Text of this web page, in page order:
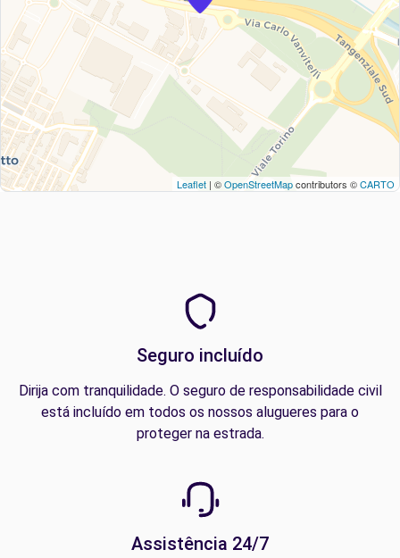
Leaflet | ©OpenStreetMapcontributors ©CARTO
Seguro incluído
Dirija com tranquilidade. O seguro de responsabilidade civil
está incluído em todos os nossos alugueres para o
proteger na estrada.
Assistência 24/7